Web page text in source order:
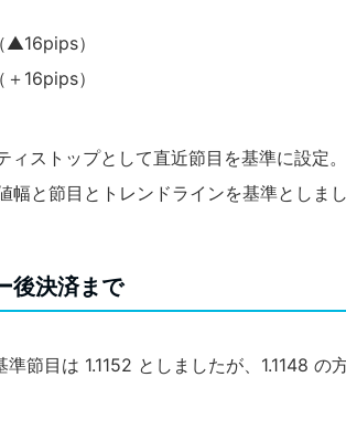
▲16pips）
16pips）
ィストップとして直近節目を基準に設定。
幅と節目とトレンドラインを基準としまし
後決済まで
準節目は 1.1152 としましたが、1.1148 の